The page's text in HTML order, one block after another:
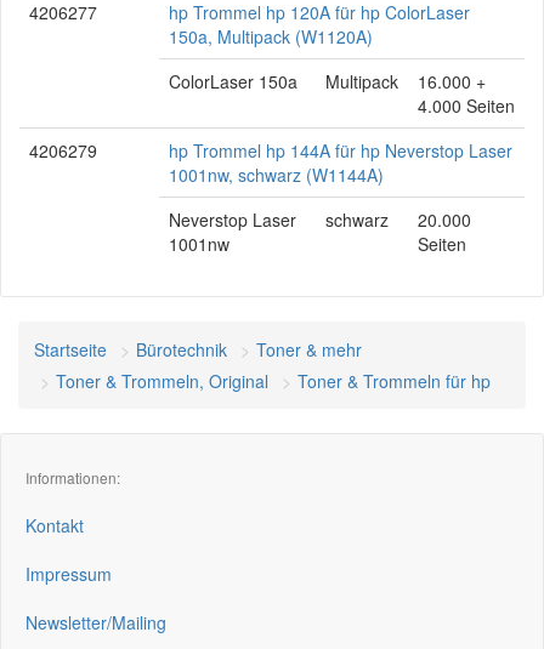
4206277
hp Trommel hp 120A für hp ColorLaser
150a, Multipack (W1120A)
ColorLaser 150a
Multipack
16.000 +
4.000 Seiten
4206279
hp Trommel hp 144A für hp Neverstop Laser
1001nw, schwarz (W1144A)
Neverstop Laser
1001nw
schwarz
20.000
Seiten
Startseite Bürotechnik
Toner & mehr
Toner & Trommeln, Original
Toner & Trommeln für hp
Informationen:
Kontakt
Impressum
Newsletter/Mailing